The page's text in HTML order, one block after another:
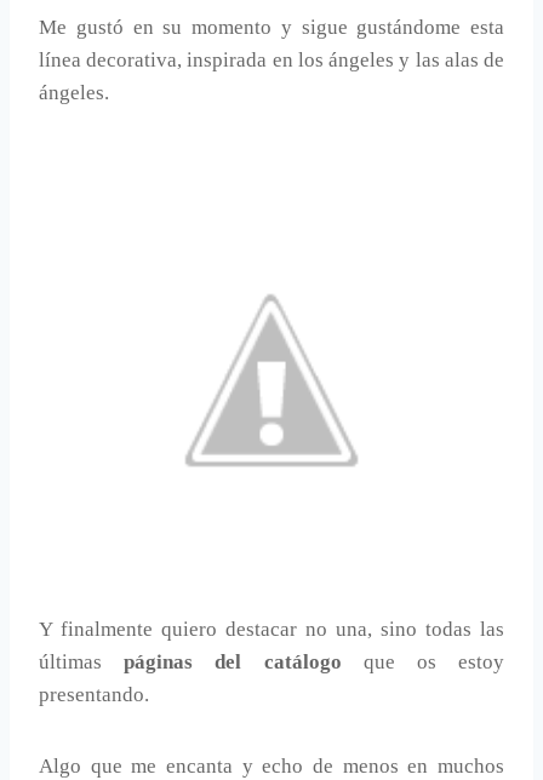
Me gustó en su momento y sigue gustándome esta
línea decorativa, inspirada en los ángeles y las alas de
ángeles.
Y finalmente quiero destacar no una, sino todas las
últimaspáginas del catálogo que os estoy
presentando.
Algo que me encanta y echo de menos en muchos